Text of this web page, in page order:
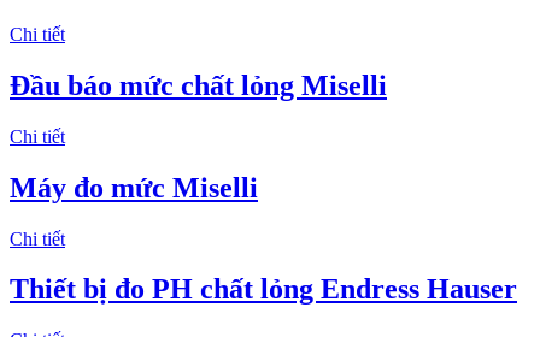
Chi tiết
Đầu báo mức chất lỏng Miselli
Chi tiết
Máy đo mức Miselli
Chi tiết
Thiết bị đo PH chất lỏng Endress Hauser